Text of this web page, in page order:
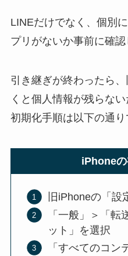
LINEだけでなく、個別
プリがないか事前に確認
引き継ぎが終わったら
くと個人情報が残らない
初期化手順は以下の通り
iPhone
旧iPhoneの「設
「一般」＞「転
ット」を選択
「すべてのコン